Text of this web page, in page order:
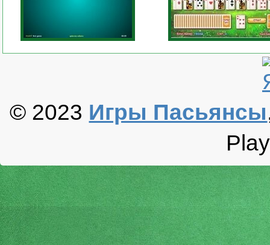
© 2023 Игры Пасьянсы